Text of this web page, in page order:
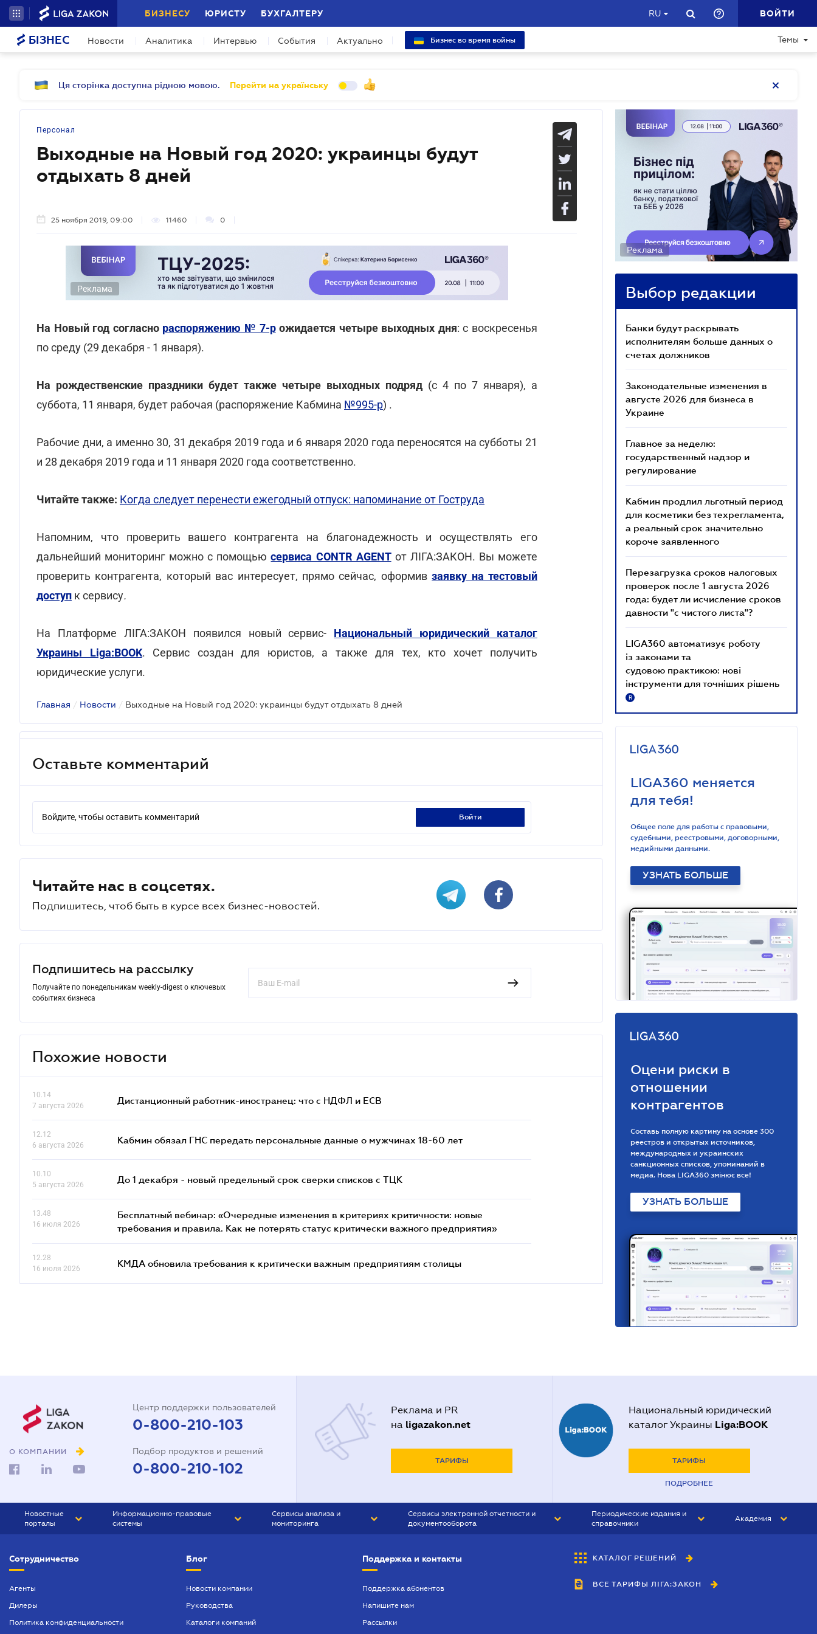
БИЗНЕСУ ЮРИСТУ БУХГАЛТЕРУ RU ВОЙТИ
БІЗНЕС Новости Аналитика Интервью События Актуально Бизнес во время войны Темы
Ця сторінка доступна рідною мовою. Перейти на українську
Персонал
Выходные на Новый год 2020: украинцы будут
отдыхать 8 дней
25 ноября 2019, 09:00 11460 0
Реклама
На Новый год согласно распоряжению № 7-рожидается четыре выходных дня: с воскресенья
по среду (29 декабря - 1 января).
На рождественские праздники будет также четыре выходных подряд (с 4 по 7 января), а
суббота, 11 января, будет рабочая (распоряжение Кабмина №995-р) .
Рабочие дни, а именно 30, 31 декабря 2019 года и 6 января 2020 года переносятся на субботы 21
и 28 декабря 2019 года и 11 января 2020 года соответственно.
Читайте также: Когда следует перенести ежегодный отпуск: напоминание от Гоструда
Напомним, что проверить вашего контрагента на благонадежность и осуществлять его
дальнейший мониторинг можно с помощьюсервиса CONTR AGENTот ЛІГА:ЗАКОН. Вы можете
проверить контрагента, который вас интересует, прямо сейчас, оформивзаявку на тестовый
доступ к сервису.
На Платформе ЛІГА:ЗАКОН появился новый сервис- Национальный юридический каталог
Украины Liga:BOOK. Сервис создан для юристов, а также для тех, кто хочет получить
юридические услуги.
Главная / Новости / Выходные на Новый год 2020: украинцы будут отдыхать 8 дней
Оставьте комментарий
Войдите, чтобы оставить комментарий войти
Читайте нас в соцсетях.
Подпишитесь, чтоб быть в курсе всех бизнес-новостей.
Подпишитесь на рассылку
Получайте по понедельникам weekly-digest о ключевых
событиях бизнеса
Похожие новости
10.14
7 августа 2026
Дистанционный работник-иностранец: что с НДФЛ и ЕСВ
12.12
6 августа 2026
Кабмин обязал ГНС передать персональные данные о мужчинах 18-60 лет
10.10
5 августа 2026
До 1 декабря - новый предельный срок сверки списков c ТЦК
13.48
16 июля 2026
Бесплатный вебинар: «Очередные изменения в критериях критичности: новые
требования и правила. Как не потерять статус критически важного предприятия»
12.28
16 июля 2026
КМДА обновила требования к критически важным предприятиям столицы
Реклама
Выбор редакции
Банки будут раскрывать
исполнителям больше данных о
счетах должников
Законодательные изменения в
августе 2026 для бизнеса в
Украине
Главное за неделю:
государственный надзор и
регулирование
Кабмин продлил льготный период
для косметики без техрегламента,
а реальный срок значительно
короче заявленного
Перезагрузка сроков налоговых
проверок после 1 августа 2026
года: будет ли исчисление сроков
давности "с чистого листа"?
LIGA360 автоматизує роботу
із законами та
судовою практикою: нові
інструменти для точніших рішень
R
LIGA360 меняется
для тебя!
Общее поле для работы с правовыми,
судебными, реестровыми, договорными,
медийными данными.
УЗНАТЬ БОЛЬШЕ
Оцени риски в
отношении
контрагентов
Составь полную картину на основе 300
реестров и открытых источников,
международных и украинских
санкционных списков, упоминаний в
медиа. Нова LIGA360 змінює все!
УЗНАТЬ БОЛЬШЕ
О КОМПАНИИ
Центр поддержки пользователей
0-800-210-103
Подбор продуктов и решений
0-800-210-102
Реклама и PR
на ligazakon.net
ТАРИФЫ
Национальный юридический
каталог Украины Liga:BOOK
ТАРИФЫ
ПОДРОБНЕЕ
Новостные
порталы
БИЗНЕС
Информационно-правовые
системы
БУХГАЛТЕР ПРОФ
ЮРИСТ ПРОФ
Сервисы анализа и
мониторинга
Сервисы электронной отчетности и
документооборота
Периодические издания и
справочники
БУХГАЛТЕР&ЗАКОН
ВЕСТНИК МСФО
Академия
Сотрудничество
Агенты
Дилеры
Политика конфиденциальности
Блог
Новости компании
Руководства
Каталоги компаний
Поддержка и контакты
Поддержка абонентов
Напишите нам
Рассылки
КАТАЛОГ РЕШЕНИЙ
ВСЕ ТАРИФЫ ЛІГА:ЗАКОН